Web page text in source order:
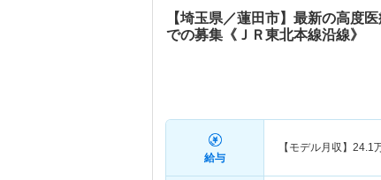
【埼玉県／蓮田市】最新の高度
での募集《ＪＲ東北本線沿線》
給与
【モデル月収】 24.1